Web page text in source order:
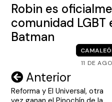
Robin es
comunidad LGBT
Batman
11 DE
Navegación
de
Anterior
Reforma y El Universal, otra